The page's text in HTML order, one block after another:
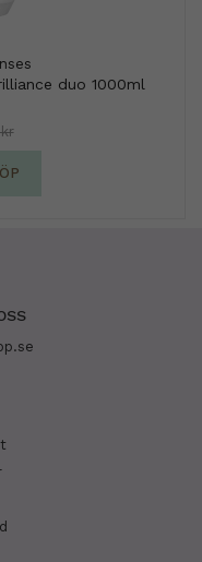
duo 1000ml